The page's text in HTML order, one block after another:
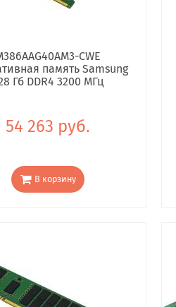
CWE
память Samsung
Гб DDR4 3200 МГц
54 263 руб.
В корзину